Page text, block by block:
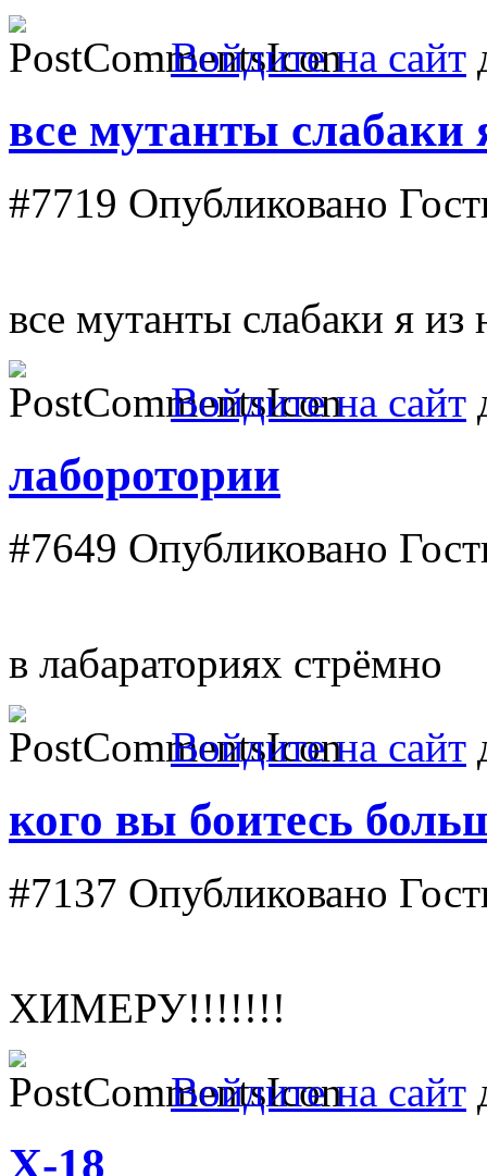
Войдите на сайт
все мутанты слабаки
#7719 Опубликовано
все мутанты слабаки я
Войдите на сайт
лаборотории
#7649 Опубликовано
в лабараториях стрёмно
Войдите на сайт
кого вы боитесь
#7137 Опубликовано
ХИМЕРУ!!!!!!!
Войдите на сайт
X-18